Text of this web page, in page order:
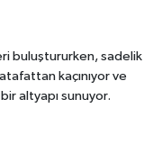
buluştururken, sadelik
kaçınıyor ve
altyapı sunuyor.